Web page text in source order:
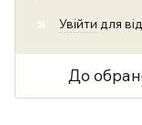
% Увійти для
До